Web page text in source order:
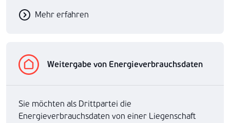
Mehr erfahren
Weitergabe von Energieverbrauchsdaten
Sie möchten als Drittpartei die
Energieverbrauchsdaten von einer Liegenschaft